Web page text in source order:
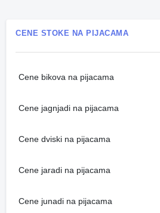
CENE STOKE NA PIJACAMA
Cene bikova na pijacama
Cene jagnjadi na pijacama
Cene dviski na pijacama
Cene jaradi na pijacama
Cene junadi na pijacama